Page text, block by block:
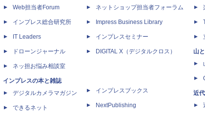
Web担当者Forum
インプレス総合研究所
IT Leaders
ドローンジャーナル
ネッ担お悩み相談室
インプレスの本と雑誌
デジタルカメラマガジン
できるネット
ネットショップ担当者フォーラム
Impress Business Library
インプレスセミナー
DIGITAL X（デジタルクロス）
インプレスブックス
NextPublishing
山
近